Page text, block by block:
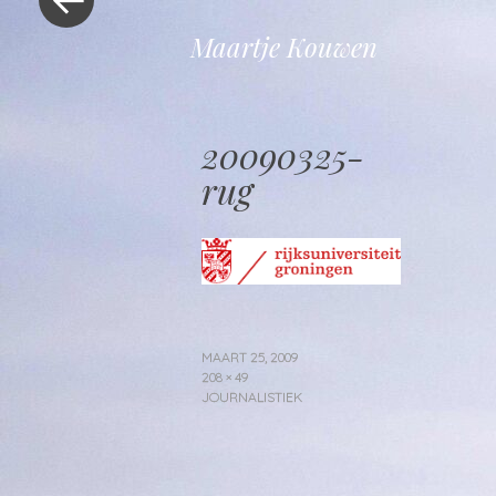
Maartje Kouwen
20090325-
rug
MAART 25, 2009
208 × 49
JOURNALISTIEK